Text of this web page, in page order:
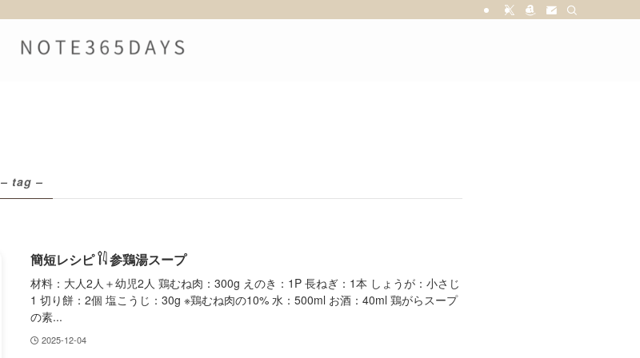
– tag –
簡短レシピ 𓌉𓇋 参鶏湯スープ
材料：大人2人＋幼児2人 鶏むね肉：300g えのき：1P 長ねぎ：1本 しょうが：小さじ
1 切り餅：2個 塩こうじ：30g ※鶏むね肉の10% 水：500ml お酒：40ml 鶏がらスープ
の素...
2025-12-04